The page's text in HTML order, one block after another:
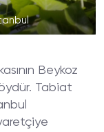
Beykoz
Tabiat